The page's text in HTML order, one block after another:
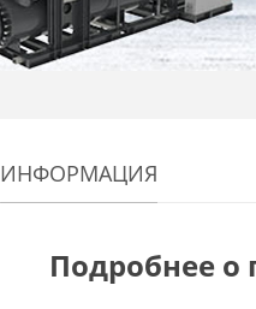
ИНФОРМАЦИЯ
Подробнее о